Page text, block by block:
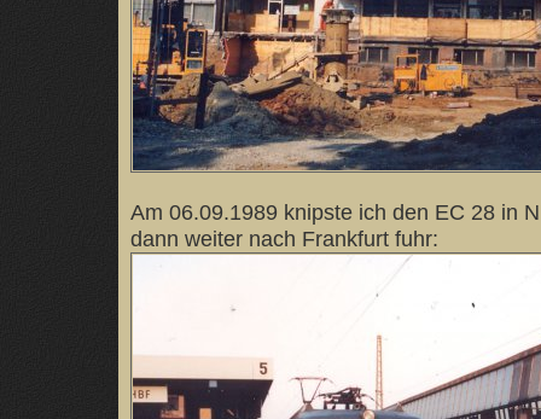
Am 06.09.1989 knipste ich den EC 28 in
dann weiter nach Frankfurt fuhr: